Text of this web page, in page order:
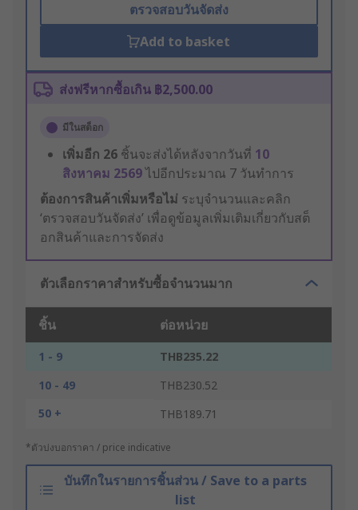
ตรวจสอบวันจัดส่ง
Add to basket
ส่งฟรีหากซื้อเกิน ฿2,500.00
มีในสต็อก
เพิ่มอีก 26 ชิ้นจะส่งได้หลังจากวันที่ 10
สิงหาคม 2569ไปอีกประมาณ 7 วันทำการ
ต้องการสินค้าเพิ่มหรือไม่ ระบุจำนวนและคลิก
‘ตรวจสอบวันจัดส่ง’ เพื่อดูข้อมูลเพิ่มเติมเกี่ยวกับสต็
อกสินค้าและการจัดส่ง
ตัวเลือกราคาสำหรับซื้อจำนวนมาก
ชิ้น ต่อหน่วย
1 - 9
THB235.22
10 - 49
THB230.52
50 +
THB189.71
*ตัวบ่งบอกราคา / price indicative
บันทึกในรายการชิ้นส่วน / Save to a parts
list